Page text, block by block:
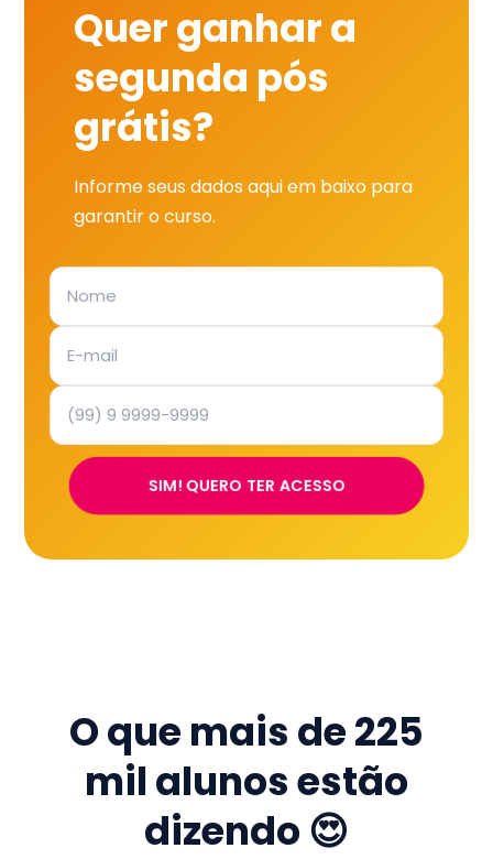
Quer ganhar a
segunda pós
grátis?
Informe seus dados aqui em baixo para
garantir o curso.
SIM! QUERO TER ACESSO
O que mais de225
mil alunos estão
dizendo 😍